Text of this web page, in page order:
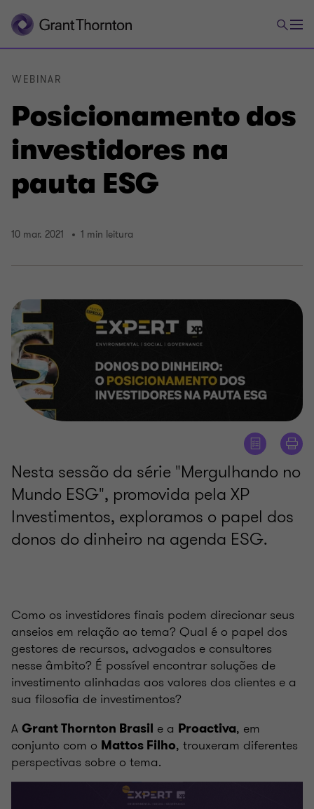
Posicionamento dos
investidores na
pauta ESG
WEBINAR
10 mar. 2021 1 min leitura
Nesta sessão da série "Mergulhando no
Mundo ESG", promovida pela XP
Investimentos, exploramos o papel dos
donos do dinheiro na agenda ESG.
Como os investidores finais podem direcionar seus
anseios em relação ao tema? Qual é o papel dos
gestores de recursos, advogados e consultores
nesse âmbito? É possível encontrar soluções de
investimento alinhadas aos valores dos clientes e a
sua filosofia de investimentos?
A Grant Thornton Brasil e a Proactiva, em
conjunto com o Mattos Filho, trouxeram diferentes
perspectivas sobre o tema.